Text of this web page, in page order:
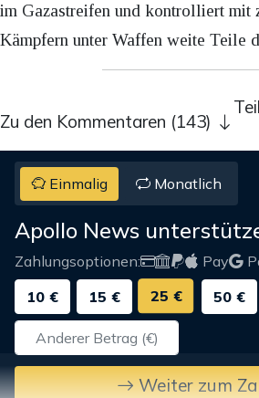
im Gazastreifen und kontrolliert mit
Kämpfern unter Waffen weite Teile
Zu den Kommentaren (143)
Einmalig Monatlich
Apollo News
Zahlungsoptionen: Pay
10 €
15 € 25 € 50 €
Weiter zum